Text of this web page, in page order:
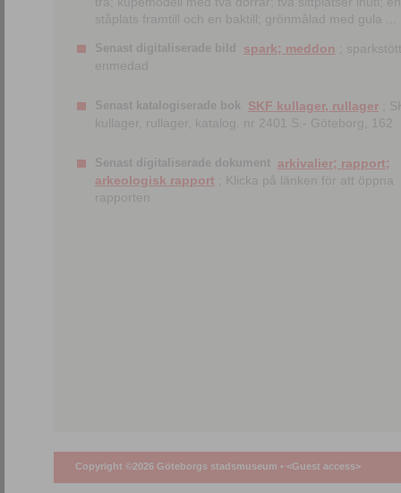
ståplats framtill och en baktill; grönmålad med gula ...
Senast digitaliserade bild spark; meddon ;
enmedad
Senast katalogiserade bok SKF kullager, rullager ;
kullager, rullager, katalog. nr 2401 S.- Göteborg, 162
Senast digitaliserade dokument arkivalier; rapport;
arkeologisk rapport ; Klicka på länken för att öppna
rapporten
Copyright ©2026 Göteborgs stadsmuseum • <Guest access>